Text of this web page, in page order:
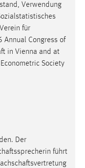
Verwendung
für
Congress of
in Vienna and at
Society
Der
führt